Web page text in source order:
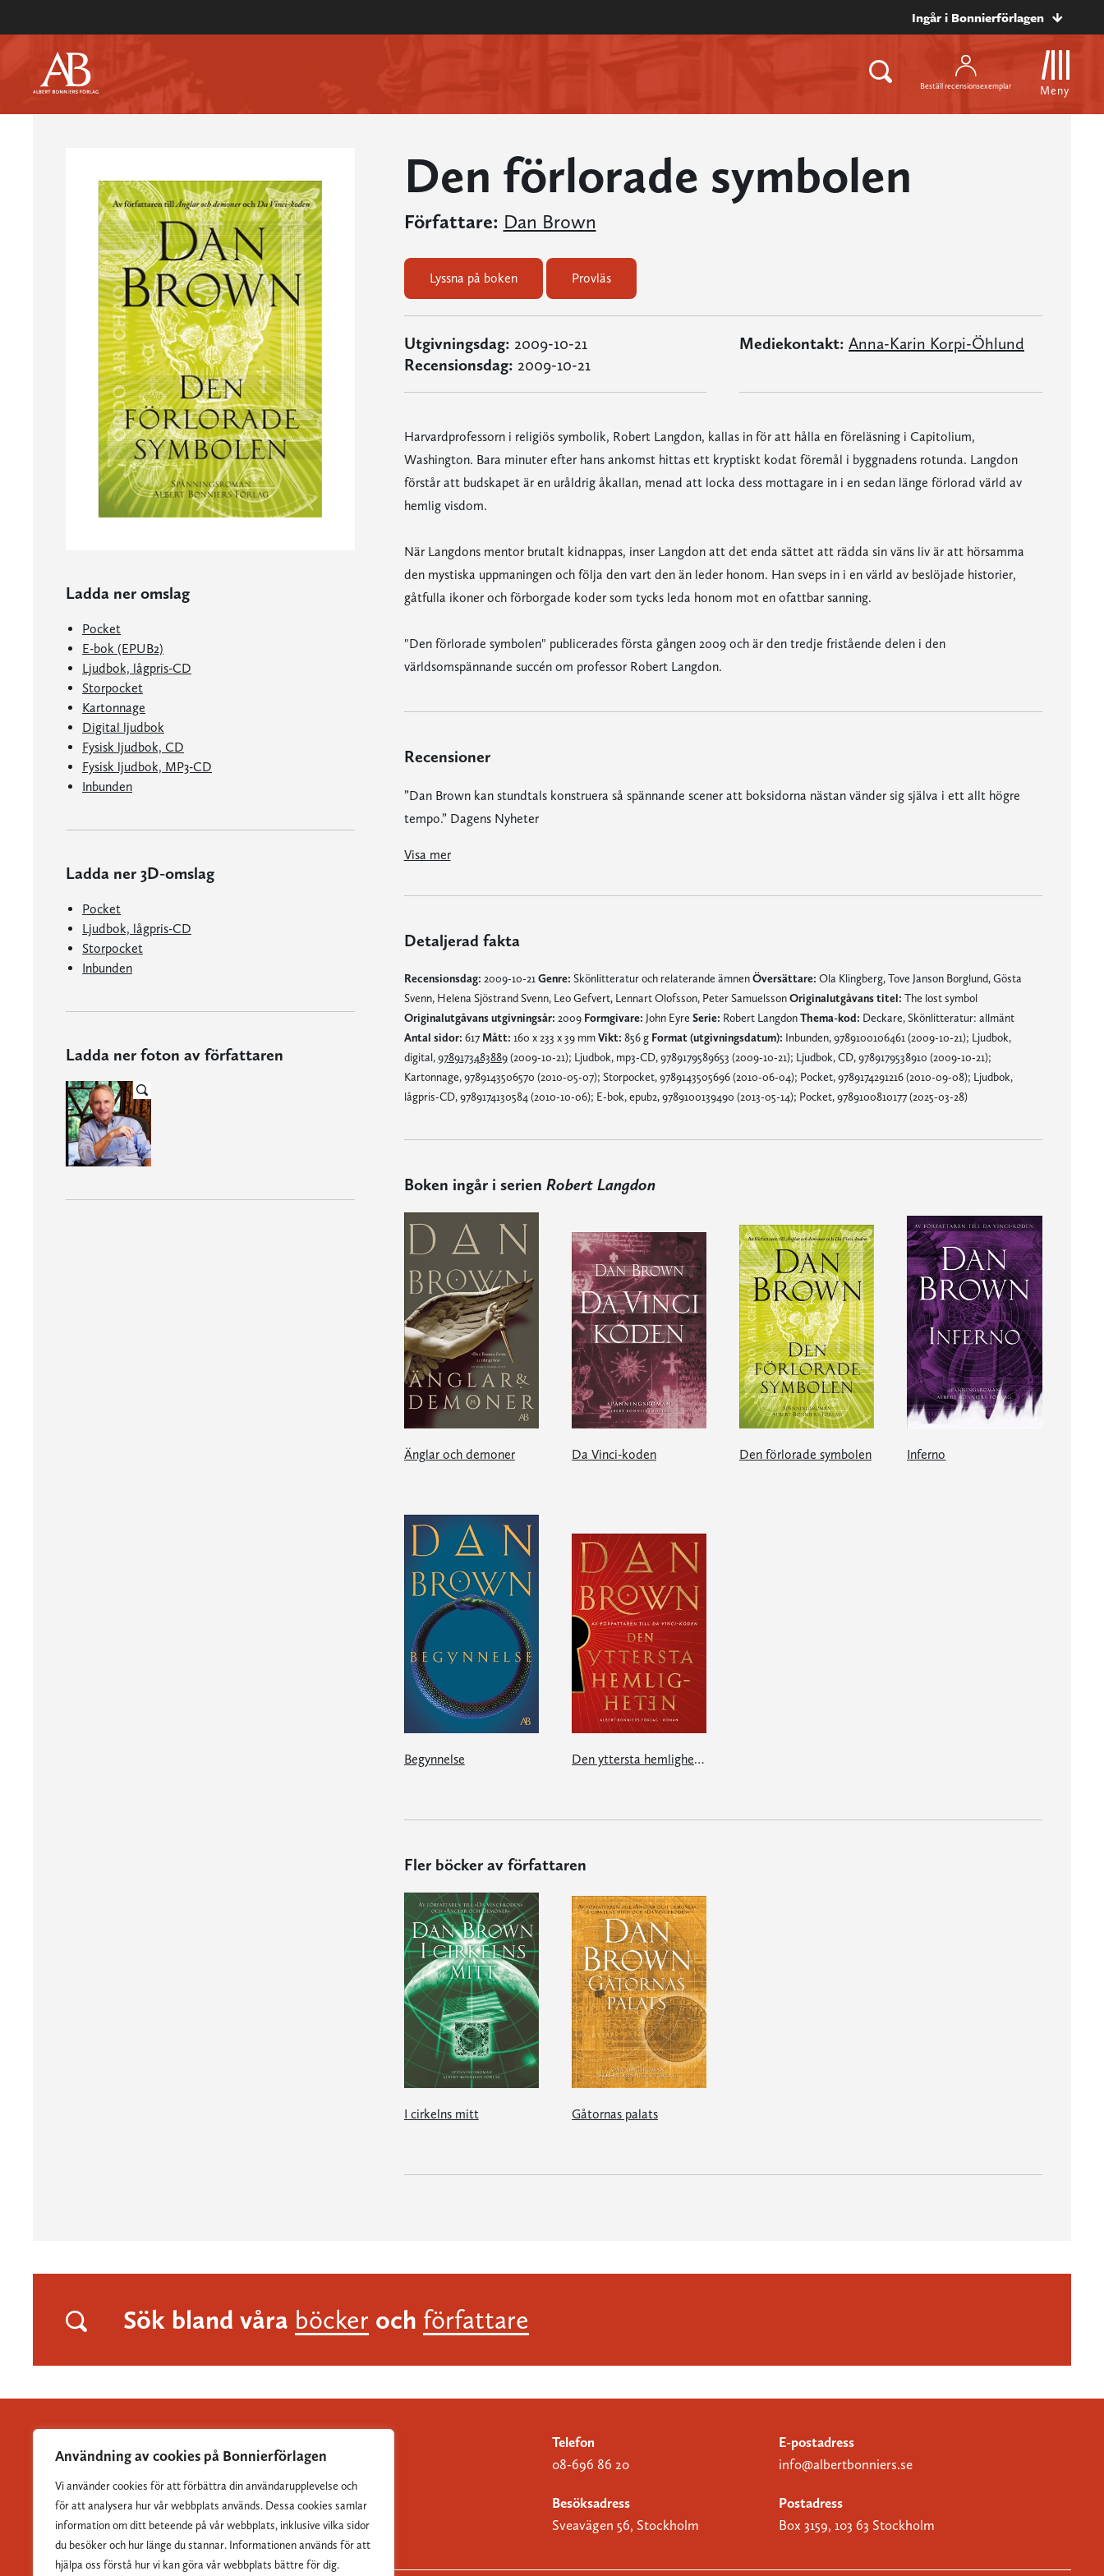
Användning av cookies på Bonnierförlagen
Vi använder cookies för att förbättra din användarupplevelse och
för att analysera hur vår webbplats används. Dessa cookies samlar
information om ditt beteende på vår webbplats, inklusive vilka sidor
du besöker och hur länge du stannar. Informationen används för att
hjälpa oss förstå hur vi kan göra vår webbplats bättre för dig.
Ingår i Bonnierförlagen
Beställ recensionsexemplar Meny
Ladda ner omslag
Pocket
E-bok (EPUB2)
Ljudbok, lågpris-CD
Storpocket
Kartonnage
Digital ljudbok
Fysisk ljudbok, CD
Fysisk ljudbok, MP3-CD
Inbunden
Ladda ner 3D-omslag
Pocket
Ljudbok, lågpris-CD
Storpocket
Inbunden
Ladda ner foton av författaren
Den förlorade symbolen
Författare: Dan Brown
Lyssna på boken Provläs
Utgivningsdag: 2009-10-21
Recensionsdag: 2009-10-21
Mediekontakt: Anna-Karin Korpi-Öhlund
Harvardprofessorn i religiös symbolik, Robert Langdon, kallas in för att hålla en föreläsning i Capitolium,
Washington. Bara minuter efter hans ankomst hittas ett kryptiskt kodat föremål i byggnadens rotunda. Langdon
förstår att budskapet är en uråldrig åkallan, menad att locka dess mottagare in i en sedan länge förlorad värld av
hemlig visdom.
När Langdons mentor brutalt kidnappas, inser Langdon att det enda sättet att rädda sin väns liv är att hörsamma
den mystiska uppmaningen och följa den vart den än leder honom. Han sveps in i en värld av beslöjade historier,
gåtfulla ikoner och förborgade koder som tycks leda honom mot en ofattbar sanning.
"Den förlorade symbolen" publicerades första gången 2009 och är den tredje fristående delen i den
världsomspännande succén om professor Robert Langdon.
Recensioner
”Dan Brown kan stundtals konstruera så spännande scener att boksidorna nästan vänder sig själva i ett allt högre
tempo.” Dagens Nyheter
Visa mer
Detaljerad fakta
Recensionsdag: 2009-10-21 Genre: Skönlitteratur och relaterande ämnenÖversättare: Ola Klingberg, Tove Janson Borglund, Gösta
Svenn, Helena Sjöstrand Svenn, Leo Gefvert, Lennart Olofsson, Peter SamuelssonOriginalutgåvans titel: The lost symbol
Originalutgåvans utgivningsår: 2009 Formgivare: John Eyre Serie: Robert LangdonThema-kod: Deckare, Skönlitteratur: allmänt
Antal sidor: 617 Mått: 160 x 233 x 39 mmVikt: 856 g Format (utgivningsdatum): Inbunden, 9789100106461 (2009-10-21); Ljudbok,
digital,9789173483889(2009-10-21); Ljudbok, mp3-CD, 9789179589653 (2009-10-21); Ljudbok, CD, 9789179538910 (2009-10-21);
Kartonnage, 9789143506570 (2010-05-07); Storpocket, 9789143505696 (2010-06-04); Pocket, 9789174291216 (2010-09-08); Ljudbok,
lågpris-CD, 9789174130584 (2010-10-06); E-bok, epub2, 9789100139490 (2013-05-14); Pocket, 9789100810177 (2025-03-28)
Boken ingår i serien Robert Langdon
Änglar och demoner Da Vinci-koden Den förlorade symbolen Inferno
Begynnelse Den yttersta hemligheten
Fler böcker av författaren
I cirkelns mitt Gåtornas palats
Sök bland våra böcker och författare
Albert Bonniers Förlag grundades 1837 och är Sveriges
största skönlitterära förlag.
Telefon
08-696 86 20
E-postadress
info@albertbonniers.se
Besöksadress
Sveavägen 56, Stockholm
Postadress
Box 3159, 103 63 Stockholm